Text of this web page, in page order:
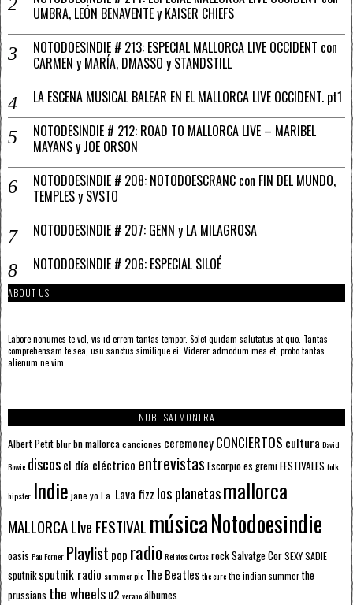
UMBRA, LEÓN BENAVENTE y KAISER CHIEFS
NOTODOESINDIE # 213: ESPECIAL MALLORCA LIVE OCCIDENT con
CARMEN y MARÍA, DMASSO y STANDSTILL
LA ESCENA MUSICAL BALEAR EN EL MALLORCA LIVE OCCIDENT. pt1
NOTODESINDIE # 212: ROAD TO MALLORCA LIVE – MARIBEL
MAYANS y JOE ORSON
NOTODOESINDIE # 208: NOTODOESCRANC con FIN DEL MUNDO,
TEMPLES y SVSTO
NOTODOESINDIE # 207: GENN y LA MILAGROSA
NOTODOESINDIE # 206: ESPECIAL SILOÉ
ABOUT US
Labore nonumes te vel, vis id errem tantas tempor. Solet quidam salutatus at quo. Tantas
comprehensam te sea, usu sanctus similique ei. Viderer admodum mea et, probo tantas
alienum ne vim.
NUBE SALMONERA
Albert Petitblurbn mallorcacanciones ceremoneyCONCIERTOS cultura David
Bowie discosel día eléctrico entrevistas Escorpioes gremiFESTIVALES folk
hipster Indie jane yo l.a. Lava fizz los planetasmallorca
MALLORCA LIve FESTIVAL músicaNotodoesindie
oasis Pau Forner Playlist pop radioRelatos CortosrockSalvatge CorSEXY SADIE
sputnik sputnik radio summer pie The Beatlesthe curethe indian summerthe
prussians the wheelsu2 veranoálbumes